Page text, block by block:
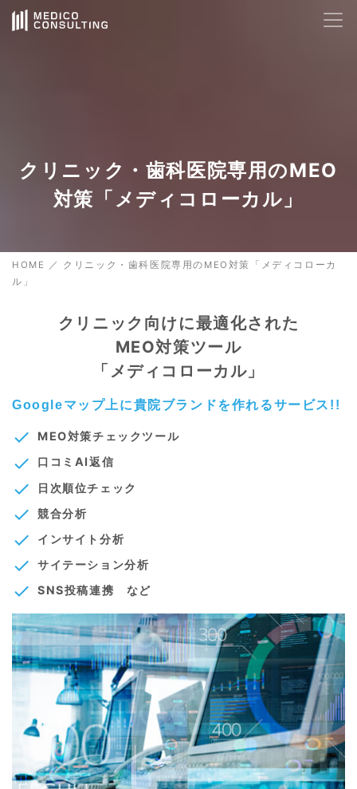
クリニック・歯科医院専用のMEO
対策「メディコローカル」
HOME ／ クリニック・歯科医院専用のMEO対策「メディコローカ
ル」
クリニック向けに最適化された
MEO対策ツール
「メディコローカル」
Googleマップ上に貴院ブランドを作れるサービス!!
check MEO対策チェックツール
check 口コミAI返信
check 日次順位チェック
check 競合分析
check インサイト分析
check サイテーション分析
check SNS投稿連携 など